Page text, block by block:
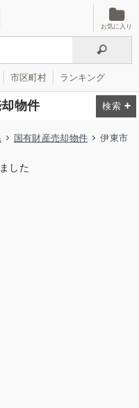
お気に入り
市区町村 ランキング
物件
国有財産売却物件 伊東市
した